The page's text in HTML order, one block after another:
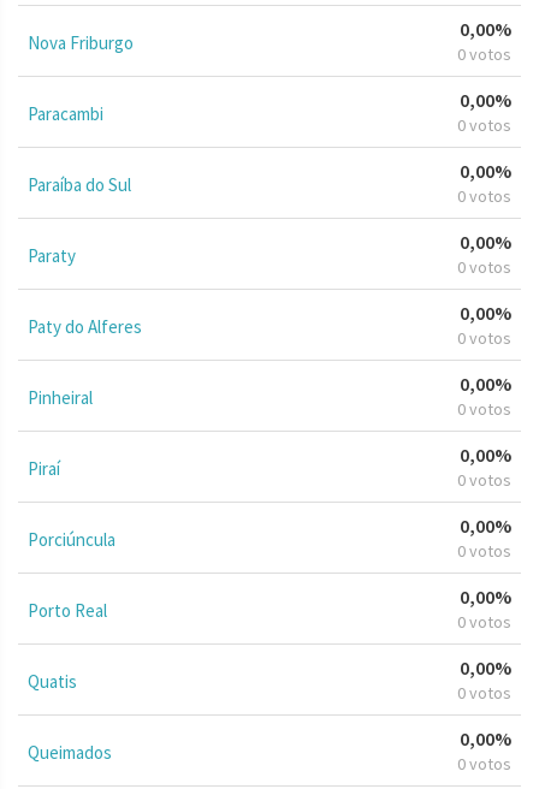
Nova Friburgo
0,00%
0 votos
Paracambi
0,00%
0 votos
Paraíba do Sul
0,00%
0 votos
Paraty
0,00%
0 votos
Paty do Alferes
0,00%
0 votos
Pinheiral
0,00%
0 votos
Piraí
0,00%
0 votos
Porciúncula
0,00%
0 votos
Porto Real
0,00%
0 votos
Quatis
0,00%
0 votos
Queimados
0,00%
0 votos